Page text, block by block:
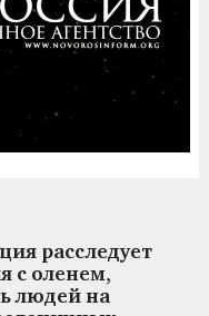
расследует
с оленем,
людей на